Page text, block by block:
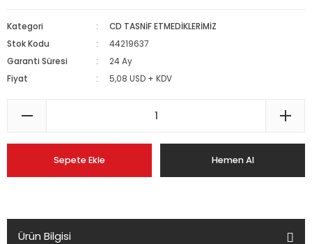
Kategori
CD TASNİF ETMEDİKLERİMİZ
Stok Kodu
44219637
Garanti Süresi
24 Ay
Fiyat
5,08 USD + KDV
Sepete Ekle Hemen Al
Ürün Bilgisi